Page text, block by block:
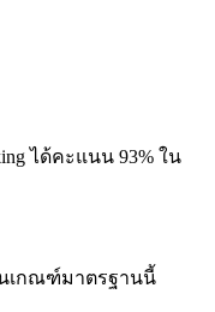
ได้คะแนน 93% ใน
นเกณฑ์มาตรฐานนี้